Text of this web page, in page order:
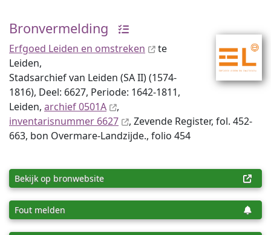
Bronvermelding
Erfgoed Leiden en omstreken
te
Leiden,
Stadsarchief van Leiden (SA II) (1574-
1816), Deel: 6627, Periode: 1642-1811,
Leiden, archief 0501A
,
inventaris­num­mer 6627
, Zevende Register, fol. 452-
663, bon Overmare-Landzijde., folio 454
Bekijk op bronwebsite
Fout melden